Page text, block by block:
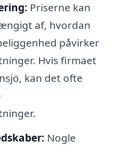
Priserne kan
af, hvordan
påvirker
Hvis firmaet
kan det ofte
Nogle